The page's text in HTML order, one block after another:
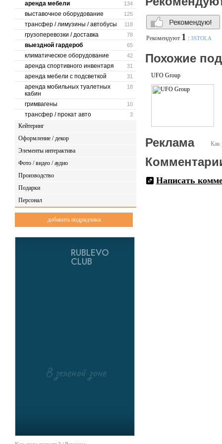
134
аренда мебели
125
выставочное оборудование
118
трансфер / лимузины / автобусы
78
грузоперевозки / доставка
65
выездной гардероб
42
климатическое оборудование
31
аренда спортивного инвентаря
31
аренда мебели с подсветкой
18
аренда мобильных туалетных
кабин
10
гримвагены
3
трансфер / прокат авто
Кейтеринг
Оформление / декор
Элементы интерактива
Фото / видео / аудио
Производство
Подарки
Персонал
добавить подрядчика
Динамично
света.
Для удобства заказчиков,
завершения. Оперативно
Выезд и осмотр
Монтаж/Демонтаж на
Мы внимательно
Позаботьтесь о Вашем
Рекомендуют 1 : 3STOLA
Похожие
UFO Group
Как
Реклама
Написать